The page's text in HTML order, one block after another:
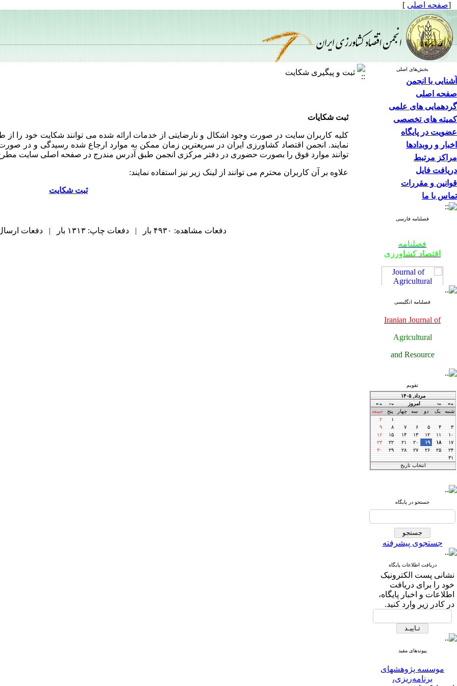
[صفحه اصلی ]
بخش‌های اصلی
آشنایی با انجمن
صفحه اصلی
گردهمایی های علمی
کمیته های تخصصی
عضویت در پایگاه
اخبار و روبدادها
مراکز مرتبط
دریافت فایل
قوانین و مقررات
تماس با ما
فصلنامه فارسی
فصلنامه
اقتصاد کشاورزی
اقتصاد کشاورزی
فصلنامه
اقتصاد کشاورزی
فصلنامه
فصلنامه انگلیسی
Iranian Journal of
Agricultural
and Resource
Agricultural
Economics
he International Journal of
Agricultural Managment
and Development
IJAMAD
تقویم
جستجو در پایگاه
جستجوی پیشرفته
دریافت اطلاعات پایگاه
نشانی پست الکترونیک
خود را برای دریافت
اطلاعات و اخبار پایگاه،
در کادر زیر وارد کنید.
پیوندهای مفید
موسسه پژوهشهای
برنامه‌ریزی،
ثبت و پیگیری شکایت
ثبت شکایات
کلیه کاربران سایت در صورت وجود اشکال و نارضایتی از خدمات ارائه شده می توانند شکایت خود را
نمایند. انجمن اقتصاد کشاورزی ایران در سریعترین زمان ممکن به موارد ارجاع شده رسیدگی و در
توانند موارد فوق را بصورت حضوری در دفتر مرکزی انجمن طبق آدرس مندرج در صفحه اصلی سایت مطرح
علاوه بر آن کاربران محترم می توانند از لینک زیر نیز استفاده نمایند:
ثبت شکایت
دفعات مشاهده: ۴۹۳۰ بار | دفعات چاپ: ۱۳۱۳ بار | دفعات ارسال به دیگران: ۰ بار |